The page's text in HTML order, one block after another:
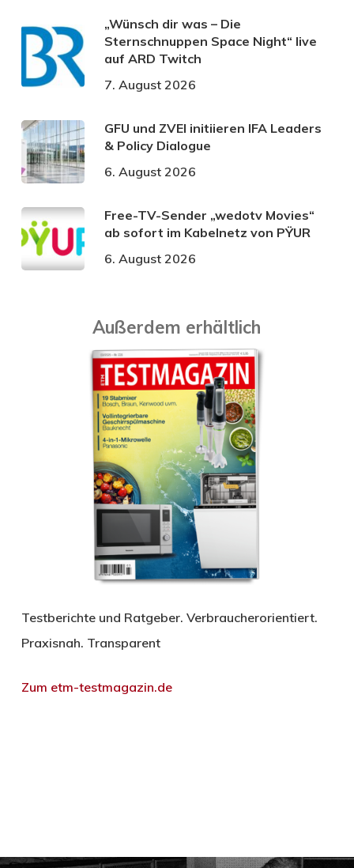
„Wünsch dir was – Die
Sternschnuppen Space Night“ live
auf ARD Twitch
7. August 2026
GFU und ZVEI initiieren IFA Leaders
& Policy Dialogue
6. August 2026
Free-TV-Sender „wedotv Movies“
ab sofort im Kabelnetz von PŸUR
6. August 2026
Außerdem erhältlich
Testberichte und Ratgeber. Verbraucherorientiert.
Praxisnah. Transparent
Zum etm-testmagazin.de